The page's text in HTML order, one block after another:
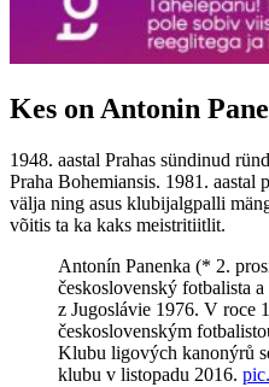
Kes on Antonin
1948. aastal Prahas sündinud
Praha Bohemiansis. 1981. aastal
välja ning asus klubijalgpalli
võitis ta ka kaks meistritiitlit.
Antonín Panenka (* 2.
československý fotbalista
z Jugoslávie 1976. V roce
československým
Klubu ligových kanonýrů
klubu v listopadu 2016.